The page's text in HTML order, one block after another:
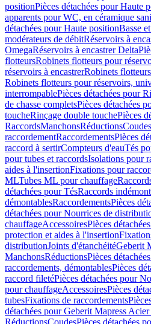
positionPièces détachées pour Haute
apparents pour WC, en céramique
détachées pour Haute positionBasse
modérateurs de débitRéservoirs à
OmegaRéservoirs à encastrer Delta
flotteursRobinets flotteurs pour
réservoirs à encastrerRobinets
Robinets flotteurs pour réservoirs,
interrompablePièces détachées pour
de chasse completsPièces détachées
toucheRinçage double touchePièces
RaccordsManchonsRéductionsCoudes
raccordementRaccordementsPièces
raccord à sertirCompteurs d'eauTés
pour tubes et raccordsIsolations pour
aides à l'insertionFixations pour
MLTubes ML pour chauffage
détachées pour TésRaccords
démontablesRaccordementsPièces
détachées pour Nourrices de
chauffageAccessoiresPièces
protection et aides à l'insertion
distributionJoints d'étanchéitéGeberit
ManchonsRéductionsPièces
raccordements, démontablesPièces
raccord filetéPièces détachées pour
pour chauffageAccessoiresPièces
tubesFixations de raccordements
détachées pour Geberit Mapress
RéductionsCoudesPièces détachées